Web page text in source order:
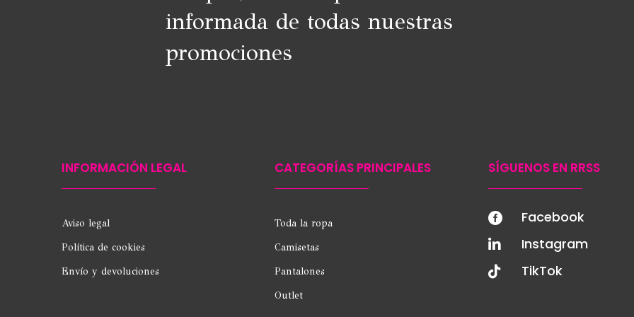
informada de todas nuestras
promociones
INFORMACIÓN LEGAL
Aviso legal
Política de cookies
Envío y devoluciones
CATEGORÍAS PRINCIPALES
Toda la ropa
Camisetas
Pantalones
Outlet
SÍGUENOS EN RRSS
 Facebook
 Instagram
 TikTok